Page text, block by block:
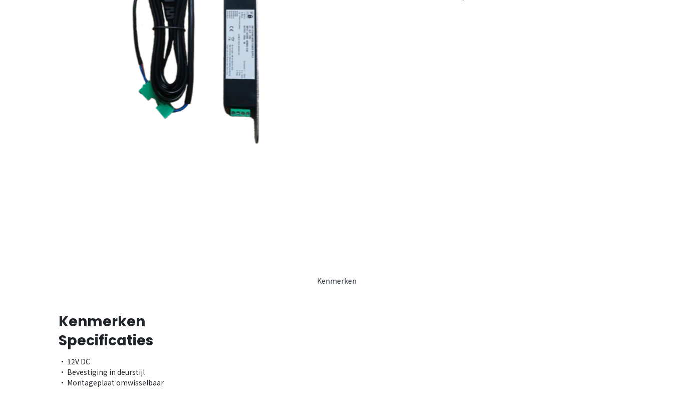
Kenmerken
Kenmerken
Specificaties
• 12V DC
• Bevestiging in deurstijl
• Montageplaat omwisselbaar